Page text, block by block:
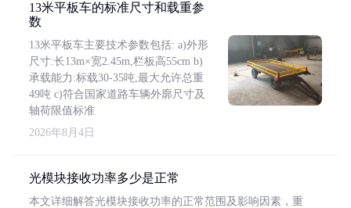
13米平板车的标准尺寸和载重参
数
13米平板车主要技术参数包括: a)外形
尺寸:长13m×宽2.45m,栏板高55cm b)
承载能力:标载30-35吨,最大允许总重
49吨 c)符合国家道路车辆外廓尺寸及
轴荷限值标准
2026年8月4日
光模块接收功率多少是正常
本文详细解答光模块接收功率的正常范围及影响因素，重